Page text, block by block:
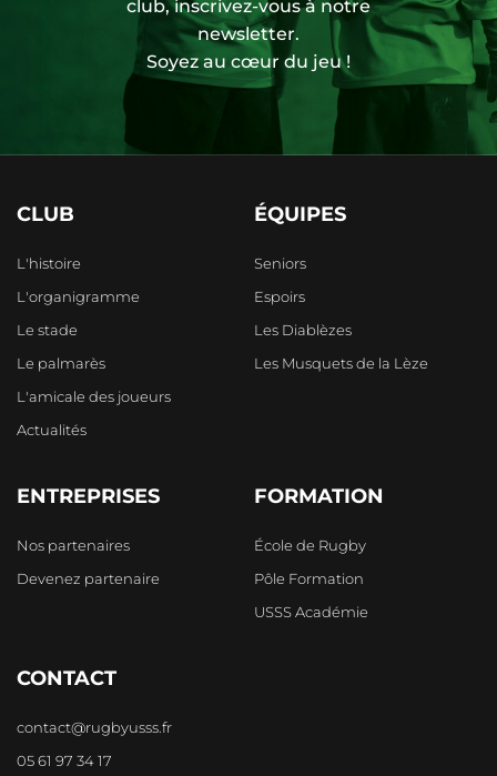
club, inscrivez-vous à notre
newsletter.
Soyez au cœur du jeu !
CLUB
L'histoire
L'organigramme
Le stade
Le palmarès
L'amicale des joueurs
Actualités
ÉQUIPES
Seniors
Espoirs
Les Diablèzes
Les Musquets de la Lèze
ENTREPRISES
Nos partenaires
Devenez partenaire
FORMATION
École de Rugby
Pôle Formation
USSS Académie
CONTACT
contact@rugbyusss.fr
05 61 97 34 17